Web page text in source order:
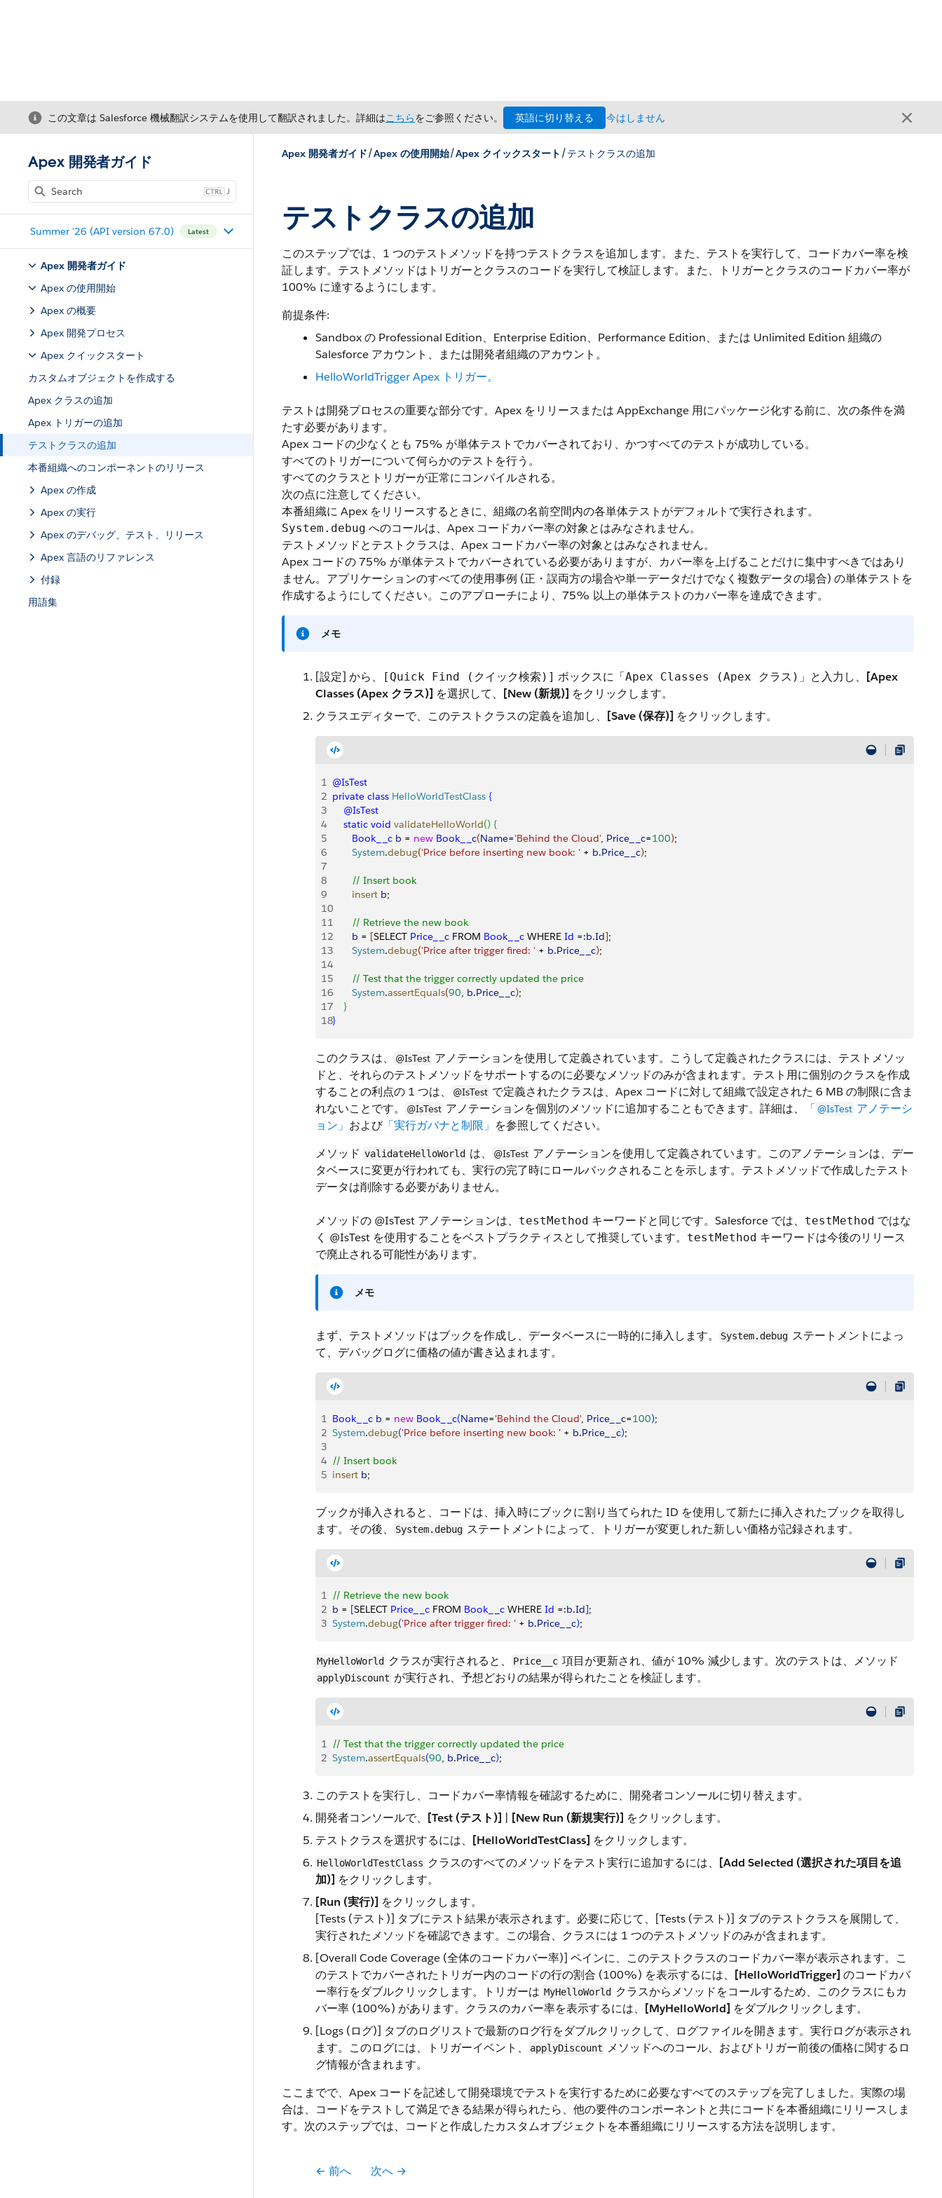
この文章は Salesforce 機械翻訳システムを使用して翻訳されました。詳細はこちらをご参照ください。 英語に切り替える 今はしません
Apex 開発者ガイド
J
Summer '26 (API version 67.0) Latest
Apex 開発者ガイド
Apex の使用開始
Apex の概要
Apex 開発プロセス
Apex クイックスタート
カスタムオブジェクトを作成する
Apex クラスの追加
Apex トリガーの追加
テストクラスの追加
本番組織へのコンポーネントのリリース
Apex の作成
Apex の実行
Apex のデバッグ、テスト、リリース
Apex 言語のリファレンス
付録
用語集
Apex 開発者ガイド/Apex の使用開始/Apex クイックスタート /テストクラスの追加
テストクラスの追加
このステップでは、1 つのテストメソッドを持つテストクラスを追加します。また、テストを実行して、コードカバー率を検
証します。テストメソッドはトリガーとクラスのコードを実行して検証します。また、トリガーとクラスのコードカバー率が
100% に達するようにします。
前提条件:
Sandbox の Professional Edition、Enterprise Edition、Performance Edition、または Unlimited Edition 組織の
Salesforce アカウント、または開発者組織のアカウント。
HelloWorldTrigger Apex トリガー。
テストは開発プロセスの重要な部分です。Apex をリリースまたは AppExchange 用にパッケージ化する前に、次の条件を満
たす必要があります。
Apex コードの少なくとも 75% が単体テストでカバーされており、かつすべてのテストが成功している。
すべてのトリガーについて何らかのテストを行う。
すべてのクラスとトリガーが正常にコンパイルされる。
次の点に注意してください。
本番組織に Apex をリリースするときに、組織の名前空間内の各単体テストがデフォルトで実行されます。
System.debug へのコールは、Apex コードカバー率の対象とはみなされません。
テストメソッドとテストクラスは、Apex コードカバー率の対象とはみなされません。
Apex コードの 75% が単体テストでカバーされている必要がありますが、カバー率を上げることだけに集中すべきではあり
ません。アプリケーションのすべての使用事例 (正・誤両方の場合や単一データだけでなく複数データの場合) の単体テストを
作成するようにしてください。このアプローチにより、75% 以上の単体テストのカバー率を達成できます。
メモ
[設定] から、 [Quick Find (クイック検索)] ボックスに 「Apex Classes (Apex クラス)」 と入力し、
[Apex
Classes (Apex クラス)] を選択して、 [New (新規)] をクリックします。
クラスエディターで、このテストクラスの定義を追加し、
[Save (保存)] をクリックします。
1 @IsTest
2 private class HelloWorldTestClass {
3
    @IsTest
4
    static
void validateHelloWorld() {
5
       Book__c
b = new Book__c(Name='Behind the Cloud', Price__c=100);
6
       System
.debug('Price before inserting new book: ' + b.Price__c);
7
8
       // Insert book
9
       insert
b;
10
11
       // Retrieve the new book
12
       b
= [SELECT Price__c FROM Book__c WHERE Id =:b.Id];
13
       System
.debug('Price after trigger fired: ' + b.Price__c);
14
15
       // Test that the trigger correctly updated the price
16
       System
.assertEquals(90, b.Price__c);
17
}
18}
このクラスは、 @IsTest アノテーションを使用して定義されています。こうして定義されたクラスには、テストメソッ
ドと、それらのテストメソッドをサポートするのに必要なメソッドのみが含まれます。テスト用に個別のクラスを作成
することの利点の 1 つは、
@IsTest で定義されたクラスは、Apex コードに対して組織で設定された 6 MB の制限に含ま
れないことです。
@IsTest アノテーションを個別のメソッドに追加することもできます。詳細は、 「 @IsTest アノテーシ
ョン」 および「実行ガバナと制限」 を参照してください。
メソッド validateHelloWorld は、 @IsTest アノテーションを使用して定義されています。このアノテーションは、デー
タベースに変更が行われても、実行の完了時にロールバックされることを示します。テストメソッドで作成したテスト
データは削除する必要がありません。
メソッドの @IsTest アノテーションは、 testMethod キーワードと同じです。Salesforce では、 testMethod ではな
く @IsTest を使用することをベストプラクティスとして推奨しています。 testMethod キーワードは今後のリリース
で廃止される可能性があります。
メモ
まず、テストメソッドはブックを作成し、データベースに一時的に挿入します。 System.debug ステートメントによっ
て、デバッグログに価格の値が書き込まれます。
1 Book__c b = new Book__c(Name='Behind the Cloud', Price__c=100);
2 System.debug('Price before inserting new book: ' + b.Price__c);
3
4 // Insert book
5 insert b;
ブックが挿入されると、コードは、挿入時にブックに割り当てられた ID を使用して新たに挿入されたブックを取得し
ます。その後、
System.debug ステートメントによって、トリガーが変更しれた新しい価格が記録されます。
1 // Retrieve the new book
2 b = [SELECT Price__c FROM Book__c WHERE Id =:b.Id];
3 System.debug('Price after trigger fired: ' + b.Price__c);
MyHelloWorld クラスが実行されると、 Price__c 項目が更新され、値が 10% 減少します。次のテストは、メソッド
applyDiscount が実行され、予想どおりの結果が得られたことを検証します。
1 // Test that the trigger correctly updated the price
2 System.assertEquals(90, b.Price__c);
このテストを実行し、コードカバー率情報を確認するために、開発者コンソールに切り替えます。
開発者コンソールで、
[Test (テスト)] [New Run (新規実行)] をクリックします。
テストクラスを選択するには、
[HelloWorldTestClass] をクリックします。
HelloWorldTestClass クラスのすべてのメソッドをテスト実行に追加するには、
[Add Selected (選択された項目を追
加)] をクリックします。
[Run (実行)] をクリックします。
[Tests (テスト)] タブにテスト結果が表示されます。必要に応じて、[Tests (テスト)] タブのテストクラスを展開して、
実行されたメソッドを確認できます。この場合、クラスには 1 つのテストメソッドのみが含まれます。
[Overall Code Coverage (全体のコードカバー率)] ペインに、このテストクラスのコードカバー率が表示されます。こ
のテストでカバーされたトリガー内のコードの行の割合 (100%) を表示するには、
[HelloWorldTrigger] のコードカバ
ー率行をダブルクリックします。トリガーは MyHelloWorld
クラスからメソッドをコールするため、このクラスにもカ
バー率 (100%) があります。クラスのカバー率を表示するには、
[MyHelloWorld] をダブルクリックします。
[Logs (ログ)] タブのログリストで最新のログ行をダブルクリックして、ログファイルを開きます。実行ログが表示され
ます。このログには、トリガーイベント、
applyDiscount メソッドへのコール、およびトリガー前後の価格に関するロ
グ情報が含まれます。
ここまでで、Apex コードを記述して開発環境でテストを実行するために必要なすべてのステップを完了しました。実際の場
合は、コードをテストして満足できる結果が得られたら、他の要件のコンポーネントと共にコードを本番組織にリリースしま
す。次のステップでは、コードと作成したカスタムオブジェクトを本番組織にリリースする方法を説明します。
← 前へ 次へ →